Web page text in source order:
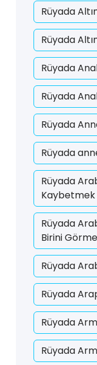
Rüyada
Rüyada
Rüyada
Rüyada
Rüyada
Rüyada
Rüyada
Kaybetmek
Rüyada
Birini
Rüyada
Rüyada
Rüyada
Rüyada